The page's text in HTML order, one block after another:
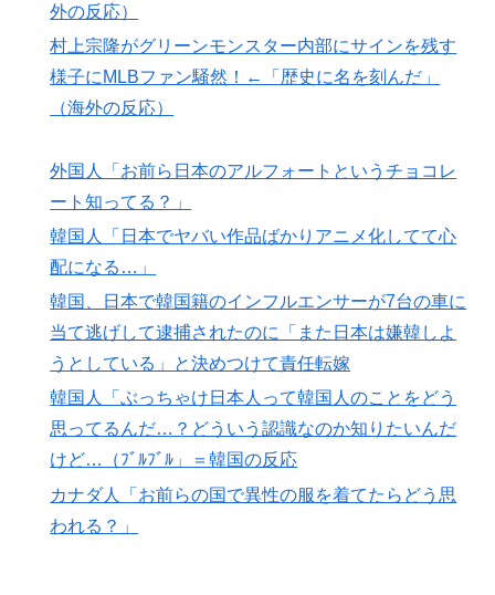
▶ 【海外の反応】冨安健洋がクリスタル・パレス加入へ
「アーセナルサポの好きなクラブで良かった」
▶ 韓国人「PSG、日本の鈴木彩艶に約60億円で正式オファ
ー・・・」→「あいつがそれほどなのか（ﾌﾞﾙﾌﾞﾙ）」
▶ 国際的な小咄 読者投稿 （ゼンマイ式）手間を楽しむ妄
想？
▶ 外国人「2026年バロンドールは誰が受賞すべき?」エン
バペ、今季無冠でも初受賞か!?海外ファンが考える本命
とは!?【海外の反応】
▶ 海外「誰か助けて！日本で不思議な瓶に入った飲み物を
貰ったんだけど、これってどうやって開けるんだ！？」
【海外の反応】
▶
【悲報】中川翔子(41)「Xはもう愚痴だらけだから開き
たくない」
▶ ライバルのリコに身体で賞金払わせる話やりてえ
▶ 【海外の反応】今永昇太、好調の秘訣はスマホ画面だと
外の反応）
村上宗隆がグリーンモンスター内部にサインを残す
様子にMLBファン騒然！←「歴史に名を刻んだ」
（海外の反応）
外国人「お前ら日本のアルフォートというチョコレ
ート知ってる？」
韓国人「日本でヤバい作品ばかりアニメ化してて心
配になる…」
韓国、日本で韓国籍のインフルエンサーが7台の車に
当て逃げして逮捕されたのに「また日本は嫌韓しよ
うとしている」と決めつけて責任転嫁
韓国人「ぶっちゃけ日本人って韓国人のことをどう
思ってるんだ…？どういう認識なのか知りたいんだ
けど…（ﾌﾞﾙﾌﾞﾙ」＝韓国の反応
カナダ人「お前らの国で異性の服を着てたらどう思
われる？」